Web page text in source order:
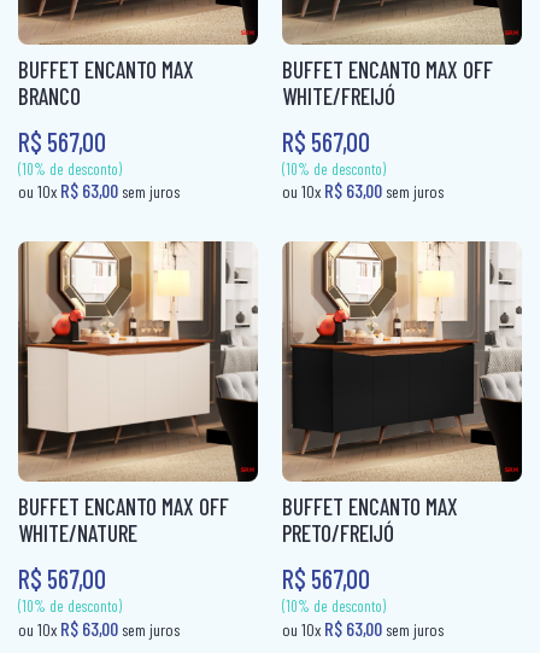
FRUTEIRA
FRUTEIRA AÇO
KIT CADEIRAS
KIT COZINHA
KIT COZINHA AÇO
MESA
MESA 4 CADEIRAS
MESA 6 CADEIRAS
MESA DE JANTAR 4 CADEIRAS
MESA DE JANTAR 6 CADEIRAS
MESA DOBRÁVEL
MESA TUBULAR AÇO
PANELEIRO
PANELEIRO AÇO
CABECEIRA BOX SOLTEIRO
CABECEIRA CASAL
CABECEIRA KING
CABECEIRA QUEEN
CABECEIRA SOLTEIRO
CAMA AUXILIAR
CAMA BAÙ SOLTEIRO
CAMA BOX MOLAS CASAL
CAMA BOX MOLAS SOLTEIRO
CAMA BOX SOLTEIRÃO
CAMA BOX SOLTEIRO
CAMA CASAL
PUFF CAMA
RACK
RACK + PAINEL
SOFÁ 2X3 LUGARES
SOFÁ 3 LUGARES + 1 PUFF
SOFÁ CAMA
SOFÁ DE CANTO
SOFANETE
BUFFET ENCANTO MAX
BRANCO
R$ 567,00
(10% de desconto)
ou 10xR$ 63,00sem juros
BUFFET ENCANTO MAX OFF
WHITE/FREIJÓ
R$ 567,00
(10% de desconto)
ou 10xR$ 63,00
BUFFET ENCANTO MAX OFF
WHITE/NATURE
R$ 567,00
BUFFET ENCANTO MAX
PRETO/FREIJÓ
R$ 567,00